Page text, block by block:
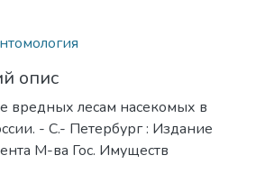
опис
вредных лесам насекомых в
- С.- Петербург : Издание
М-ва Гос. Имуществ